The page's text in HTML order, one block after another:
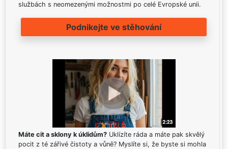
službách s neomezenými možnostmi po celé Evropské unii.
Podnikejte ve stěhování
Máte cit a sklony k úklidům? Uklízíte ráda a máte pak skvělý
pocit z té zářivé čistoty a vůně? Myslíte si, že byste si mohla